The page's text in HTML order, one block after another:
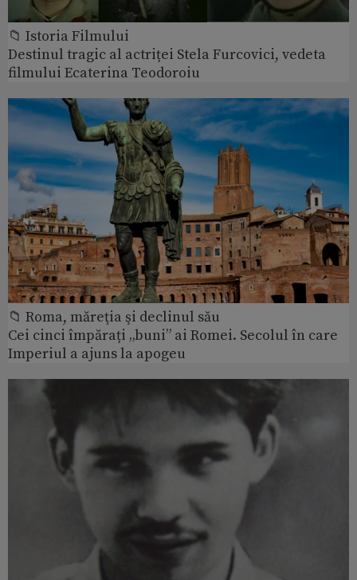
📁 Istoria Filmului
Destinul tragic al actriței Stela Furcovici, vedeta
filmului Ecaterina Teodoroiu
📁 Roma, măreţia şi declinul său
Cei cinci împărați „buni” ai Romei. Secolul în care
Imperiul a ajuns la apogeu